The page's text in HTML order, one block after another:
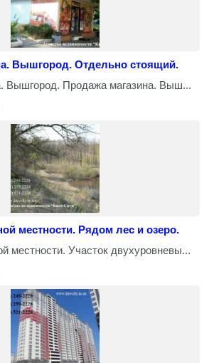
Вышгород. Отдельно стоящий.
Вышгород. Продажа магазина. Выш...
местности. Рядом лес и озеро.
местности. Участок двухуровневы...